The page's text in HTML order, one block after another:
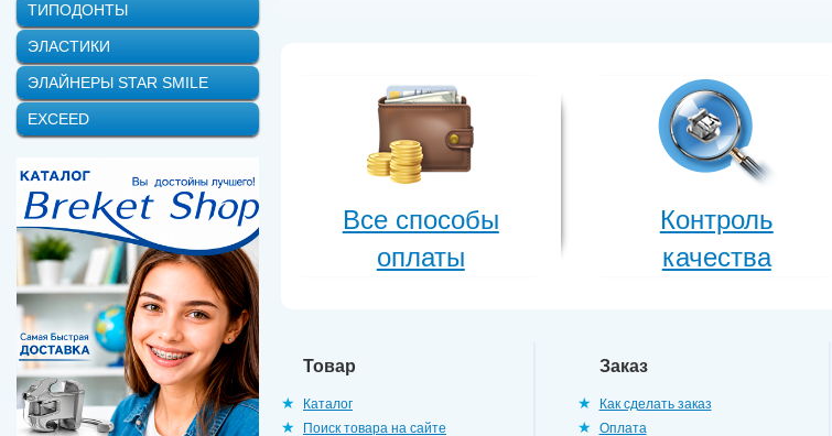
Все способы
оплаты
Контроль
качества
Товар
Каталог
Поиск товара на сайте
Заказ
Как сделать заказ
Оплата
ТИПОДОНТЫ
ЭЛАСТИКИ
ЭЛАЙНЕРЫ STAR SMILE
EXCEED